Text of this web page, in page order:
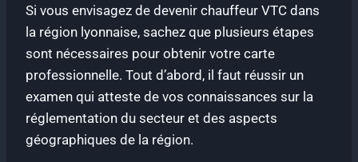
Si vous envisagez de devenir chauffeur VTC dans
la région lyonnaise, sachez que plusieurs étapes
sont nécessaires pour obtenir votre carte
professionnelle. Tout d’abord, il faut réussir un
examen qui atteste de vos connaissances sur la
réglementation du secteur et des aspects
géographiques de la région.